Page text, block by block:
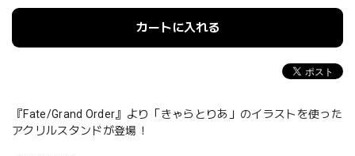
カートに入れる
『Fate/Grand Order』より「きゃらとりあ」のイラストを使った
アクリルスタンドが登場！